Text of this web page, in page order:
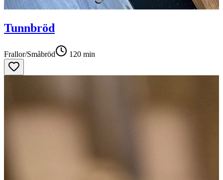
Tunnbröd
Frallor/Småbröd 120 min